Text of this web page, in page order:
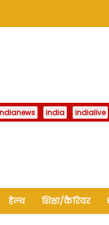
india indialive
हेल्थ शिक्षा/कैरियर